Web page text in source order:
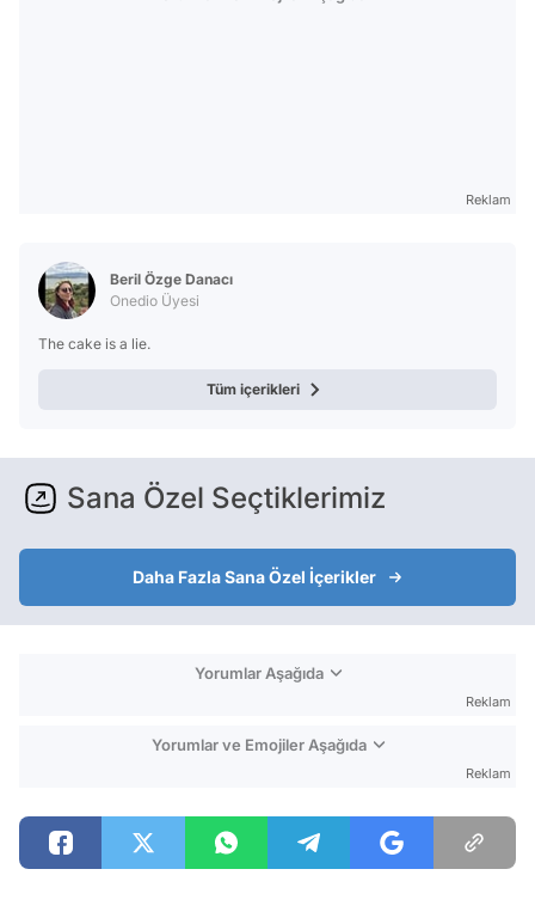
Reklam
Beril Özge Danacı
Onedio Üyesi
The cake is a lie.
Tüm içerikleri
Sana Özel Seçtiklerimiz
Daha Fazla Sana Özel İçerikler
Yorumlar Aşağıda
Reklam
Yorumlar ve Emojiler Aşağıda
Reklam